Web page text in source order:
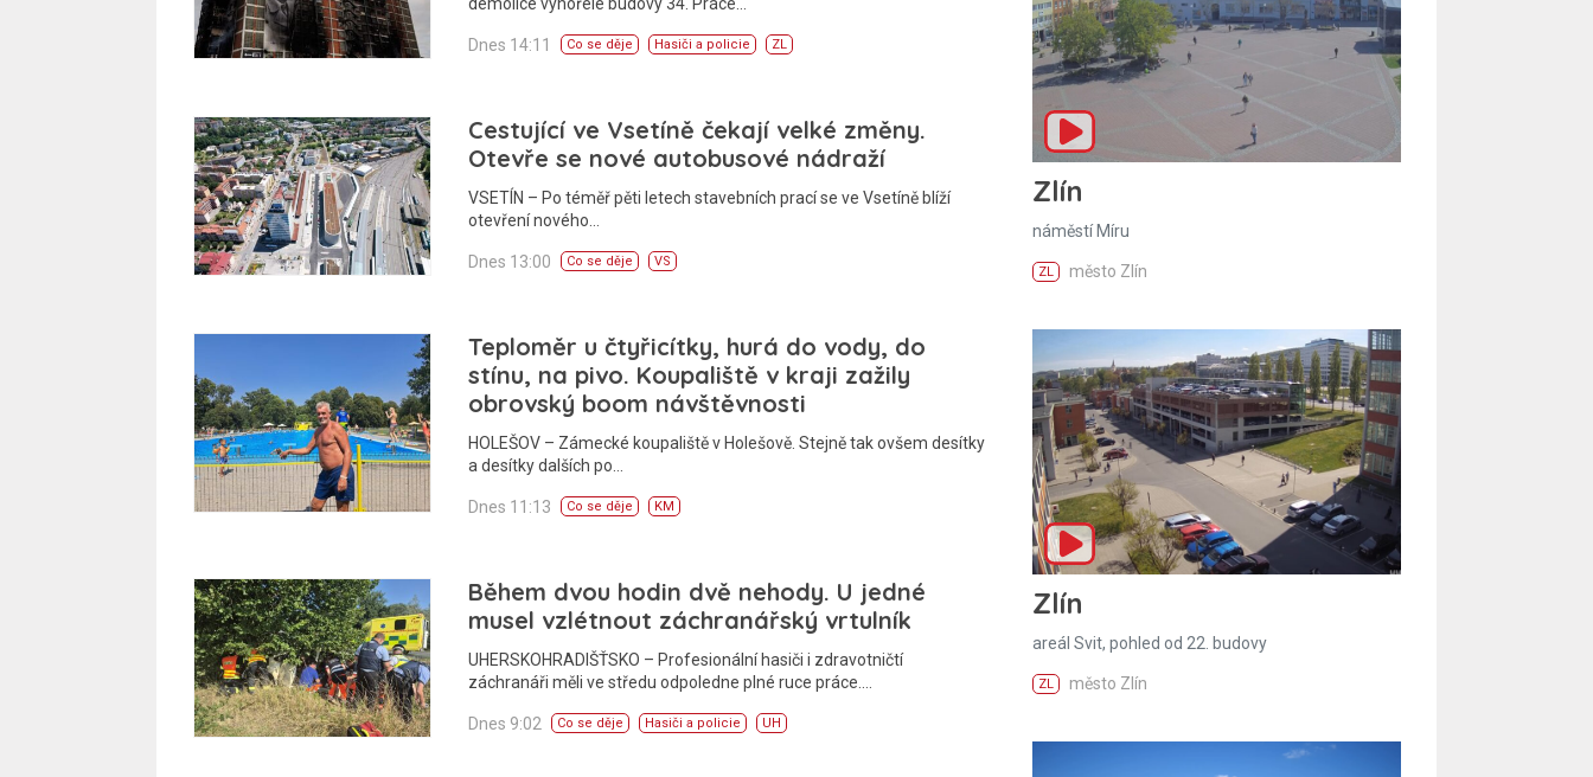
demolice vyhořelé budovy 34. Práce…
Dnes 14:11 Co se děje Hasiči a policie ZL
Cestující ve Vsetíně čekají velké změny.
Otevře se nové autobusové nádraží
VSETÍN – Po téměř pěti letech stavebních prací se ve Vsetíně blíží
otevření nového…
Dnes 13:00 Co se děje VS
Teploměr u čtyřicítky, hurá do vody, do
stínu, na pivo. Koupaliště v kraji zažily
obrovský boom návštěvnosti
HOLEŠOV – Zámecké koupaliště v Holešově. Stejně tak ovšem desítky
a desítky dalších po…
Dnes 11:13 Co se děje KM
Během dvou hodin dvě nehody. U jedné
musel vzlétnout záchranářský vrtulník
UHERSKOHRADIŠŤSKO – Profesionální hasiči i zdravotničtí
záchranáři měli ve středu odpoledne plné ruce práce.…
Dnes 9:02 Co se děje Hasiči a policie UH
Zlín
náměstí Míru
ZL město Zlín
Zlín
areál Svit, pohled od 22. budovy
ZL město Zlín